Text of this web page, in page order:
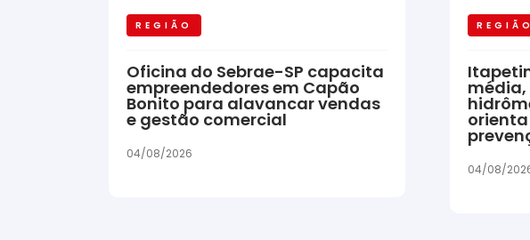
REGIÃO
Oficina do Sebrae-SP capacita
empreendedores em Capão
Bonito para alavancar vendas
e gestão comercial
04/08/2026
REGIÃO
04/08/